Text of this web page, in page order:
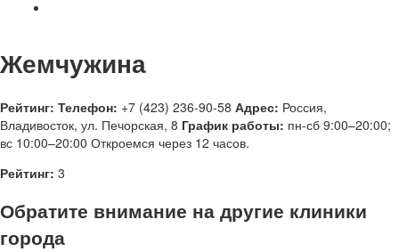
Жемчужина
Рейтинг: Телефон: +7 (423) 236-90-58 Адрес: Россия,
Владивосток, ул. Печорская, 8 График работы: пн-сб 9:00–20:00;
вс 10:00–20:00 Откроемся через 12 часов.
Рейтинг: 3
Обратите внимание на другие клиники
города